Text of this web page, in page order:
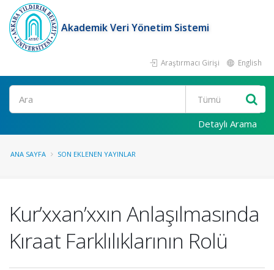
Akademik Veri Yönetim Sistemi
Araştırmacı Girişi English
Ara
Detaylı Arama
ANA SAYFA SON EKLENEN YAYINLAR
Kur’xxan’xxın Anlaşılmasında
Kıraat Farklılıklarının Rolü